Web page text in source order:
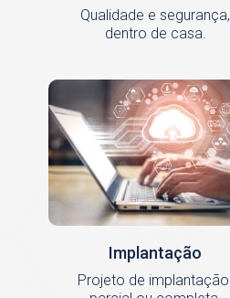
Qualidade e segurança,
dentro de casa.
Implantação
Projeto de implantação